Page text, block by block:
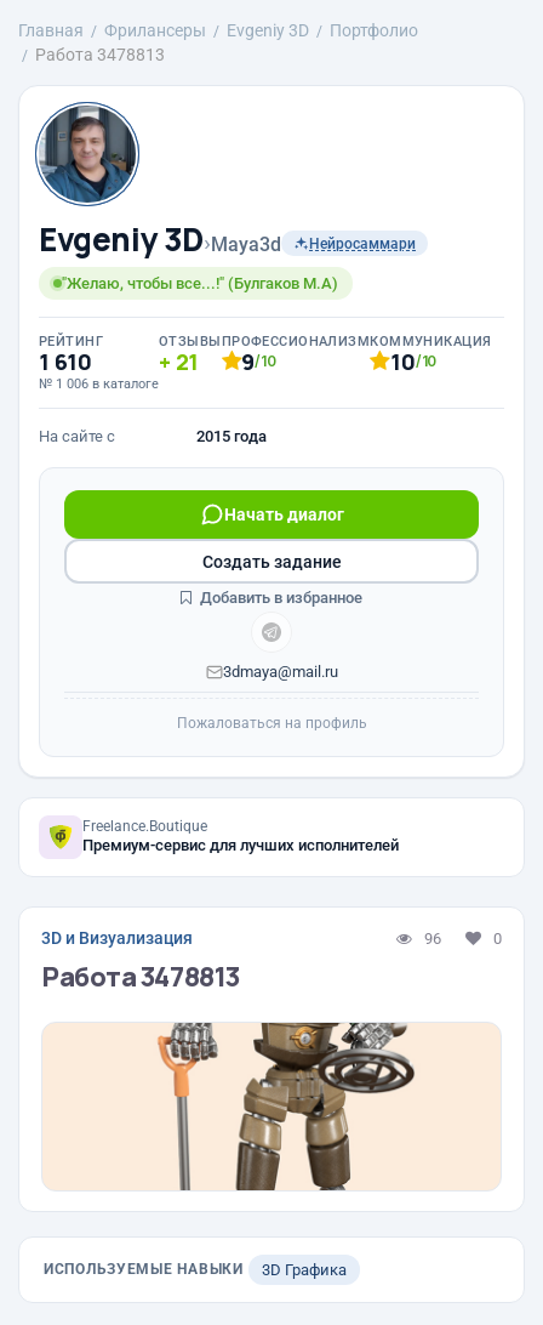
Главная Фрилансеры Evgeniy 3D
Портфолио
Работа 3478813
Evgeniy 3D›Maya3d Нейросаммари
"Желаю, чтобы все...!" (Булгаков М.А)
РЕЙТИНГ
1 610
№ 1 006 в каталоге
ОТЗЫВЫ
21
ПРОФЕССИОНАЛИЗМ
9/10
КОММУНИКАЦИЯ
10/10
На сайте с 2015 года
Начать диалог
3dmaya@mail.ru
Создать задание
Добавить в избранное
Пожаловаться на профиль
Freelance.Boutique
Премиум-сервис для лучших исполнителей
3D и Визуализация 96 0
Работа 3478813
ИСПОЛЬЗУЕМЫЕ НАВЫКИ 3D Графика